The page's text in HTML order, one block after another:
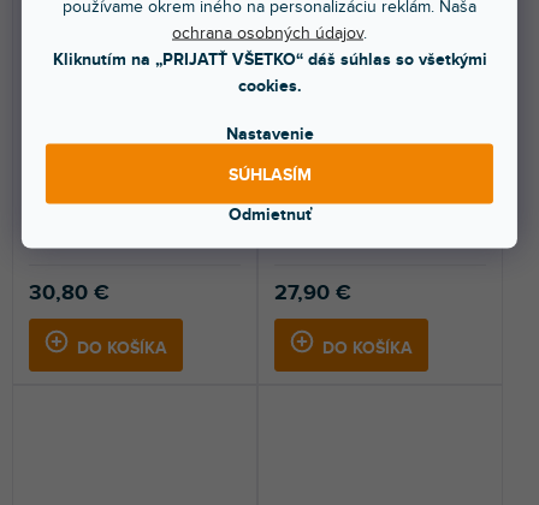
používame okrem iného na personalizáciu reklám. Naša
ochrana osobných údajov.
Kliknutím na „PRIJATŤ VŠETKO“ dáš súhlas so všetkými
cookies.
Nastavenie
Odmietnuť
SÚHLASÍM
30,80 €
DO KOŠÍKA
🔥 SEZÓNNY VÝPREDAJ
BG NS 1 B
Skladom na predajni
27,90 €
DO KOŠÍKA
Prepravná taška pre notový